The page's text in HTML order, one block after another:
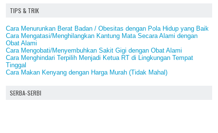
TIPS & TRIK
Cara Menurunkan Berat Badan / Obesitas dengan Pola Hidup yang Baik
Cara Mengatasi/Menghilangkan Kantung Mata Secara Alami dengan
Obat Alami
Cara Mengobati/Menyembuhkan Sakit Gigi dengan Obat Alami
Cara Menghindari Terpilih Menjadi Ketua RT di Lingkungan Tempat
Tinggal
Cara Makan Kenyang dengan Harga Murah (Tidak Mahal)
SERBA-SERBI